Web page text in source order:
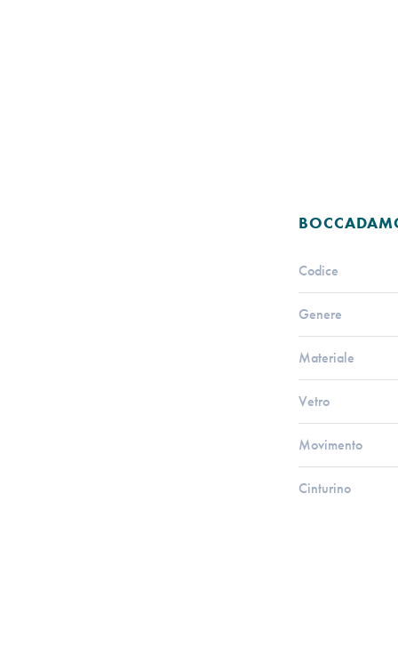
Codice
Genere
Materiale
Vetro
Movimento
Cinturino